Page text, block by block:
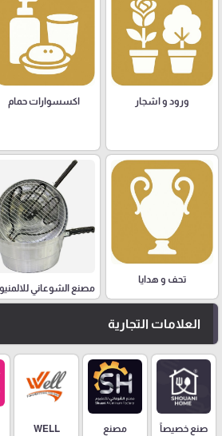
ورود و اشجار اكسسوارات حمام
تحف و هدايا
مصنع الشوعاني
العلامات التجارية
صنع خصيصاً
مصنع
WELL